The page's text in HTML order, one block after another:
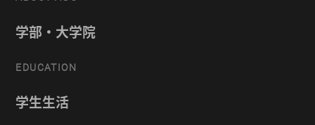
学部・大学院
EDUCATION
学生生活